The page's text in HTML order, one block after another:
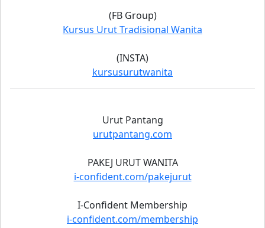
(FB Group)
Kursus Urut Tradisional Wanita
(INSTA)
kursusurutwanita
Urut Pantang
urutpantang.com
PAKEJ URUT WANITA
i-confident.com/pakejurut
I-Confident Membership
i-confident.com/membership